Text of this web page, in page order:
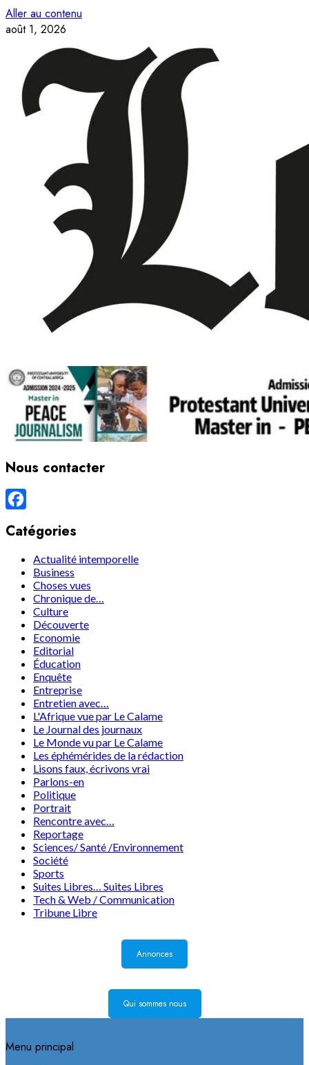
Aller au contenu
août 1, 2026
Nous contacter
Catégories
Actualité intemporelle
Business
Choses vues
Chronique de…
Culture
Découverte
Economie
Editorial
Éducation
Enquête
Entreprise
Entretien avec…
L'Afrique vue par Le Calame
Le Journal des journaux
Le Monde vu par Le Calame
Les éphémérides de la rédaction
Lisons faux, écrivons vrai
Parlons-en
Politique
Portrait
Rencontre avec…
Reportage
Sciences/ Santé /Environnement
Société
Sports
Suites Libres… Suites Libres
Tech & Web / Communication
Tribune Libre
Annonces
Qui sommes nous
Menu principal